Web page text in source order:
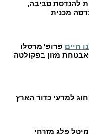
להנדסת סביבה,
מכנית
חיים פרופ' מרסלו
מזון בפקולטה
למדעי כדור הארץ
פלג מזרחי